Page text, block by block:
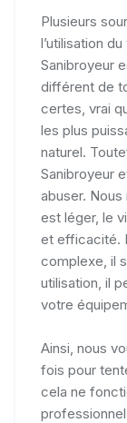
Plusieurs
l’utilisation
Sanibroyeur
différent de
certes, vrai
les plus
naturel.
Sanibroyeur
abuser. Nous
est léger, le
et efficacité.
complexe, il
utilisation, il
votre
Ainsi, nous
fois pour
cela ne